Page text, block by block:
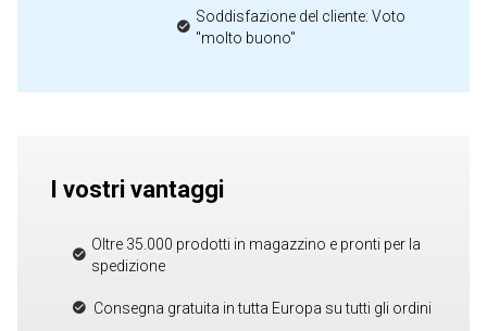
Soddisfazione del cliente: Voto
"molto buono"
I vostri vantaggi
Oltre 35.000 prodotti in magazzino e pronti per la
spedizione
Consegna gratuita in tutta Europa su tutti gli ordini